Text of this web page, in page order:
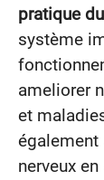
pratique
système
ameliorer
et
également
nerveux